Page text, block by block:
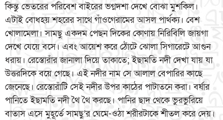
কিন্তু ভেতরের পরিবেশ বাইরের ভগ্নদশা দেখে বোঝা মুশকিল।
এটাই বোধহয় শহরের সাথে গাঁওগেরামের আসল পার্থক্য। বেশ
খোলামেলা। সামছু একদম পেছন দিকের কোণায় নিরিবিলি জায়গা
দেখে যেয়ে বসে। এবং আয়েশ করে ঠোঁটে ঝোলা সিগারেটে আগুন
ধরায়। রেস্তোরাঁর জানালা দিয়ে তাকাতে; ইছামতি নদী দেখা যায় যা
উত্তরদিকে বয়ে গেছে। এই নদীর নাম সে আলাল বেপারির কাছে
জেনেছে। রেস্তোরাঁটি সেই নদীর উপর কাঠের পাটাতনে করা। বর্ষার
পানিতে ইছামতি নদী থৈ থৈ করছে। পানির ছাদ থেকে ভুরভুরিয়ে
বাতাস এসে মুহূর্তে সামছু’র ঘেমে-ওঠা শরীরটাকে শীতল করে দেয়।